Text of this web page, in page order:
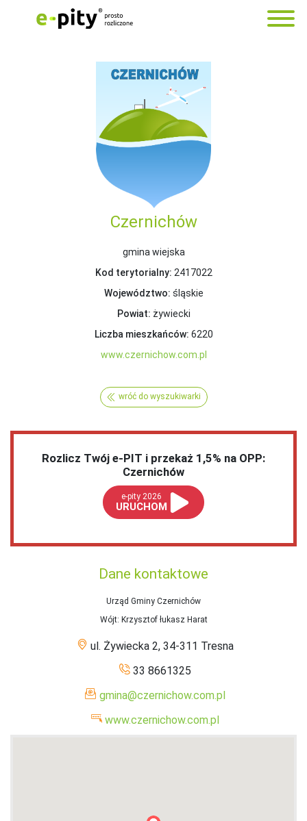
Czernichów
gmina wiejska
Kod terytorialny: 2417022
Województwo: śląskie
Powiat: żywiecki
Liczba mieszkańców: 6220
www.czernichow.com.pl
wróć do wyszukiwarki
Rozlicz Twój e-PIT i przekaż 1,5% na OPP:
Czernichów
e-pity 2026
URUCHOM
Dane kontaktowe
Urząd Gminy Czernichów
Wójt: Krzysztof łukasz Harat
ul. Żywiecka 2, 34-311 Tresna
33 8661325
gmina@czernichow.com.pl
www.czernichow.com.pl